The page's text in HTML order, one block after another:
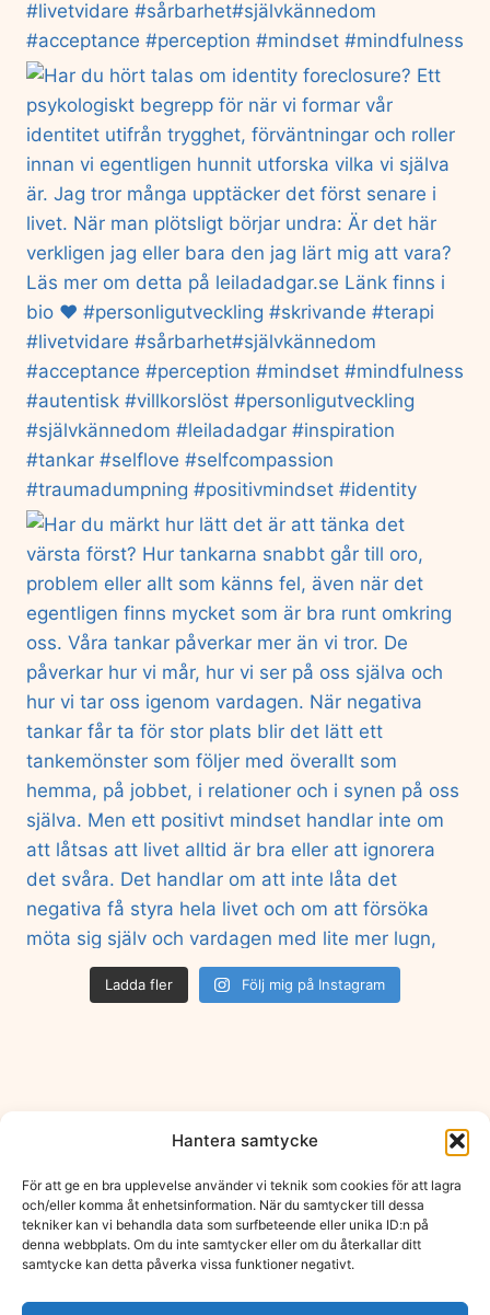
Hantera samtycke
För att ge en bra upplevelse använder vi teknik som cookies för att lagra
och/eller komma åt enhetsinformation. När du samtycker till dessa
tekniker kan vi behandla data som surfbeteende eller unika ID:n på
denna webbplats. Om du inte samtycker eller om du återkallar ditt
samtycke kan detta påverka vissa funktioner negativt.
Ladda fler Följ mig på Instagram
Friskvård
Böcker
Boka samtal
Gratismaterial
App
Emotionell frihet